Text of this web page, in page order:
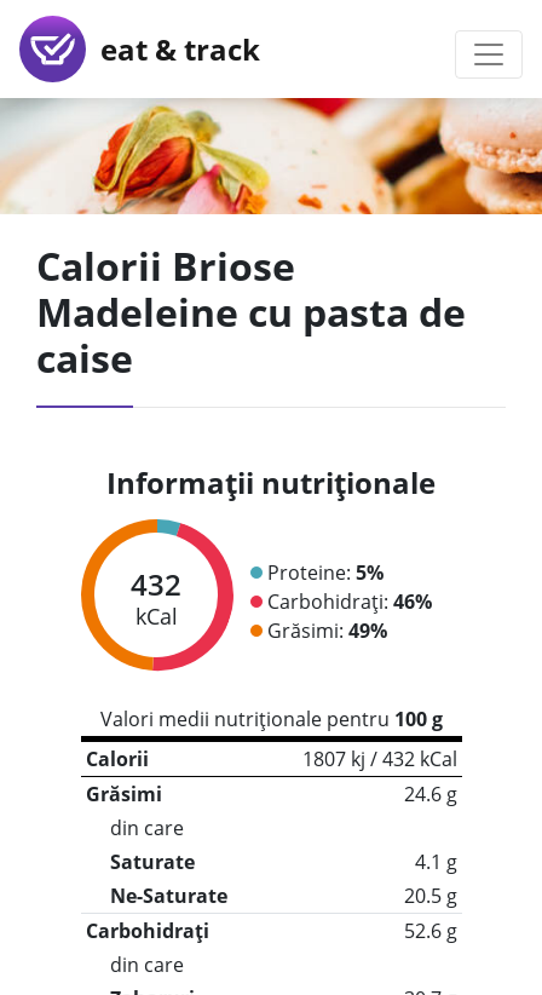
eat & track
Calorii Briose
Madeleine cu pasta de
caise
Informații nutriționale
432
kCal
Proteine: 5%
Carbohidrați: 46%
Grăsimi: 49%
Valori medii nutriționale pentru 100 g
Calorii
1807 kj / 432 kCal
Grăsimi
24.6 g
din care
Saturate
4.1 g
Ne-Saturate
20.5 g
Carbohidrați
52.6 g
din care